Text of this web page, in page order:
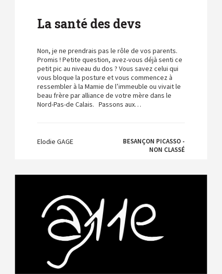
La santé des devs
Non, je ne prendrais pas le rôle de vos parents.
Promis ! Petite question, avez-vous déjà senti ce
petit pic au niveau du dos ? Vous savez celui qui
vous bloque la posture et vous commencez à
ressembler à la Mamie de l’immeuble ou vivait le
beau frère par alliance de votre mère dans le
Nord-Pas-de Calais. Passons aux…
Elodie GAGE
BESANÇON PICASSO -
NON CLASSÉ